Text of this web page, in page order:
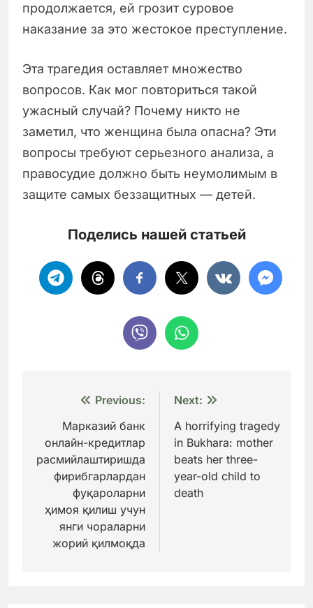
продолжается, ей грозит суровое
наказание за это жестокое преступление.
Эта трагедия оставляет множество
вопросов. Как мог повториться такой
ужасный случай? Почему никто не
заметил, что женщина была опасна? Эти
вопросы требуют серьезного анализа, а
правосудие должно быть неумолимым в
защите самых беззащитных — детей.
Поделись нашей статьей
Навигация
записям
Previous:
Марказий банк
онлайн-кредитлар
расмийлаштиришда
фирибгарлардан
фуқароларни
ҳимоя қилиш учун
янги чораларни
жорий қилмоқда
Next:
A horrifying tragedy
in Bukhara: mother
beats her three-
year-old child to
death